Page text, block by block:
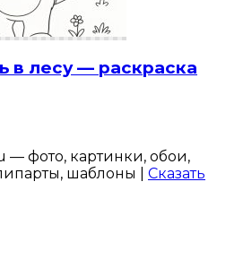
лесу — раскраска
— фото, картинки, обои,
шаблоны | Сказать